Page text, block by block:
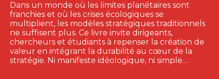
Dans un monde où les limites planétaires sont
franchies et où les crises écologiques se
multiplient, les modèles stratégiques traditionnels
ne suffisent plus. Ce livre invite dirigeants,
chercheurs et étudiants à repenser la création de
valeur en intégrant la durabilité au cœur de la
stratégie. Ni manifeste idéologique, ni simple…